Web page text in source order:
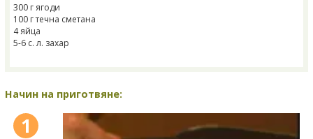
300 г ягоди
100 г течна сметана
4 яйца
5-6 с. л. захар
Начин на приготвяне:
1